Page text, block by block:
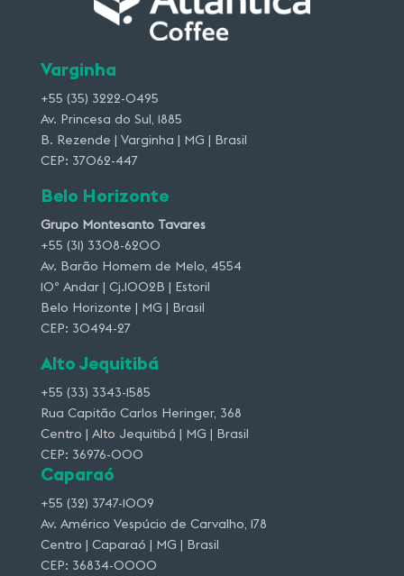
Varginha
+55 (35) 3222-0495
Av. Princesa do Sul, 1885
B. Rezende | Varginha | MG | Brasil
CEP: 37062-447
Belo Horizonte
Grupo Montesanto Tavares
+55 (31) 3308-6200
Av. Barão Homem de Melo, 4554
10º Andar | Cj.1002B | Estoril
Belo Horizonte | MG | Brasil
CEP: 30494-27
Alto Jequitibá
+55 (33) 3343-1585
Rua Capitão Carlos Heringer, 368
Centro | Alto Jequitibá | MG | Brasil
CEP: 36976-000
Caparaó
+55 (32) 3747-1009
Av. Américo Vespúcio de Carvalho, 178
Centro | Caparaó | MG | Brasil
CEP: 36834-0000